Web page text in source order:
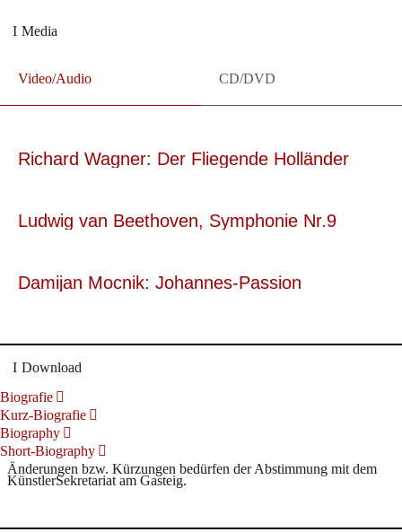
Media
Video/Audio CD/DVD
Richard Wagner: Der Fliegende Holländer
Ludwig van Beethoven, Symphonie Nr.9
Damijan Mocnik: Johannes-Passion
Download
Biografie
Kurz-Biografie
Biography
Short-Biography
Änderungen bzw. Kürzungen bedürfen der Abstimmung mit dem
KünstlerSekretariat am Gasteig.